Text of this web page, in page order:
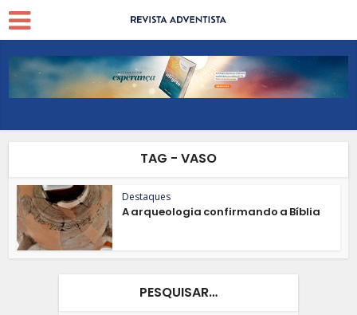
TAG - VASO
Destaques
A arqueologia confirmando a Bíblia
PESQUISAR…